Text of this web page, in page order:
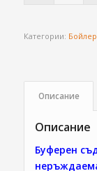
Категории:
Описание
Описание
Буферен